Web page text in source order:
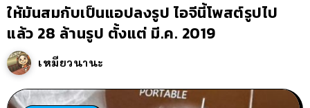
ให้มันสมกับเป็นแอปลงรูป ไอจีนี้โพสต์รูปไป
แล้ว 28 ล้านรูป ตั้งแต่ มี.ค. 2019
เหมียวนานะ